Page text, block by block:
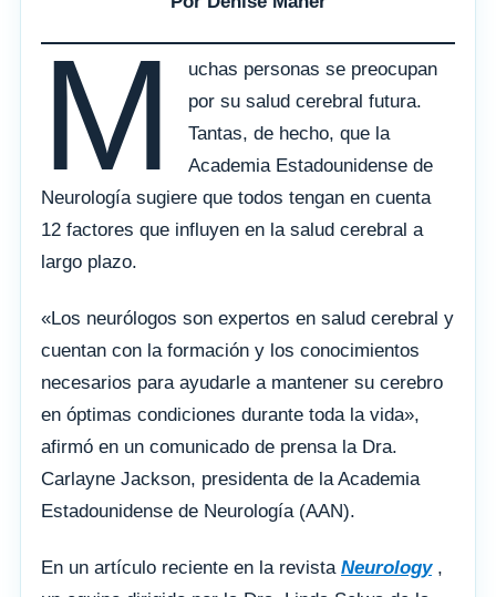
M
uchas personas se preocupan
por su salud cerebral futura.
Tantas, de hecho, que la
Academia Estadounidense de
Neurología sugiere que todos tengan en cuenta
12 factores que influyen en la salud cerebral a
largo plazo.
«Los neurólogos son expertos en salud cerebral y
cuentan con la formación y los conocimientos
necesarios para ayudarle a mantener su cerebro
en óptimas condiciones durante toda la vida»,
afirmó en un comunicado de prensa la Dra.
Carlayne Jackson, presidenta de la Academia
Estadounidense de Neurología (AAN).
En un artículo reciente en la revista Neurology,